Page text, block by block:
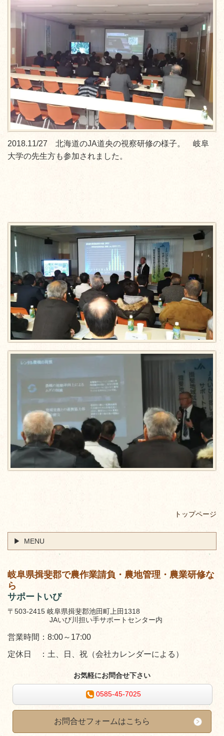
2018.11/27 北海道のJA道央の視察研修の様子。 岐阜
大学の先生方も参加されました。
トップページ
MENU
岐阜県揖斐郡で農作業請負・農地管理・農業研修な
ら
サポートいび
〒503-2415 岐阜県揖斐郡池田町上田1318
JAいび川担い手サポートセンター内
営業時間：8:00～17:00
定休日 ：土、日、祝（会社カレンダーによる）
お気軽にお問合せ下さい
0585-45-7025
お問合せフォームはこちら